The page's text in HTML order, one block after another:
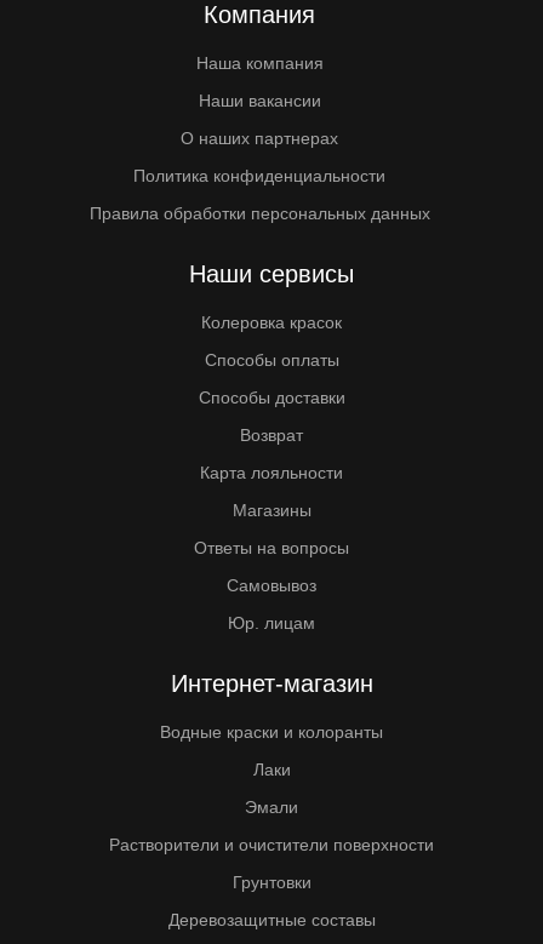
Компания
Наша компания
Наши вакансии
О наших партнерах
Политика конфиденциальности
Правила обработки персональных данных
Наши сервисы
Колеровка красок
Способы оплаты
Способы доставки
Возврат
Карта лояльности
Магазины
Ответы на вопросы
Самовывоз
Юр. лицам
Интернет-магазин
Водные краски и колоранты
Лаки
Эмали
Растворители и очистители поверхности
Грунтовки
Деревозащитные составы